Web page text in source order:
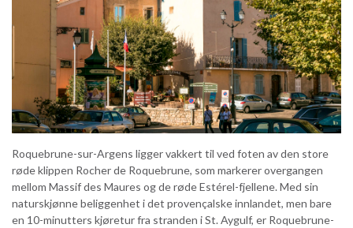
Roquebrune-sur-Argens ligger vakkert til ved foten av den store
røde klippen Rocher de Roquebrune, som markerer overgangen
mellom Massif des Maures og de røde Estérel-fjellene. Med sin
naturskjønne beliggenhet i det provençalske innlandet, men bare
en 10-minutters kjøretur fra stranden i St. Aygulf, er Roquebrune-